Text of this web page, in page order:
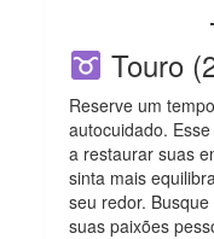
Touro
Reserve um
autocuidado.
a restaurar suas
sinta mais
seu redor.
suas paixões